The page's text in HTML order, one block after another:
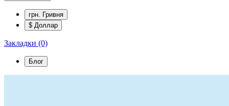
грн. Гривня
$ Доллар
Закладки (0)
Блог